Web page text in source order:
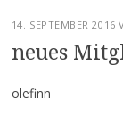
14. SEPTEMBER 2016
neues
olefinn